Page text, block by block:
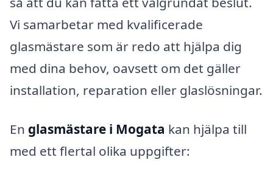
Vi samarbetar med kvalificerade
glasmästare som är redo att hjälpa dig
med dina behov, oavsett om det gäller
installation, reparation eller glaslösningar.
En glasmästare i Mogata kan hjälpa till
med ett flertal olika uppgifter: